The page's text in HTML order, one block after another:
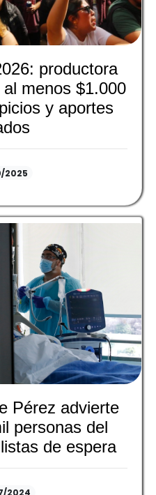
productora
menos $1.000
y aportes
2025
Pérez advierte
personas del
de espera
2024